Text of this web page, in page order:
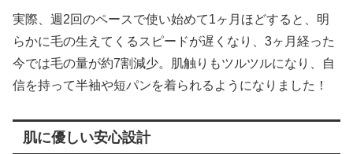
実際、週2回のペースで使い始めて1ヶ月ほどすると、明
らかに毛の生えてくるスピードが遅くなり、3ヶ月経った
今では毛の量が約7割減少。肌触りもツルツルになり、自
信を持って半袖や短パンを着られるようになりました！
肌に優しい安心設計